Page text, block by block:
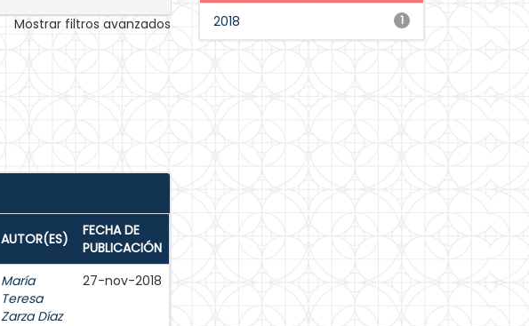
Mostrar filtros avanzados
AUTOR(ES)
FECHA DE
PUBLICACIÓN
María
Teresa
Zarza Díaz
27-nov-2018
1
2018